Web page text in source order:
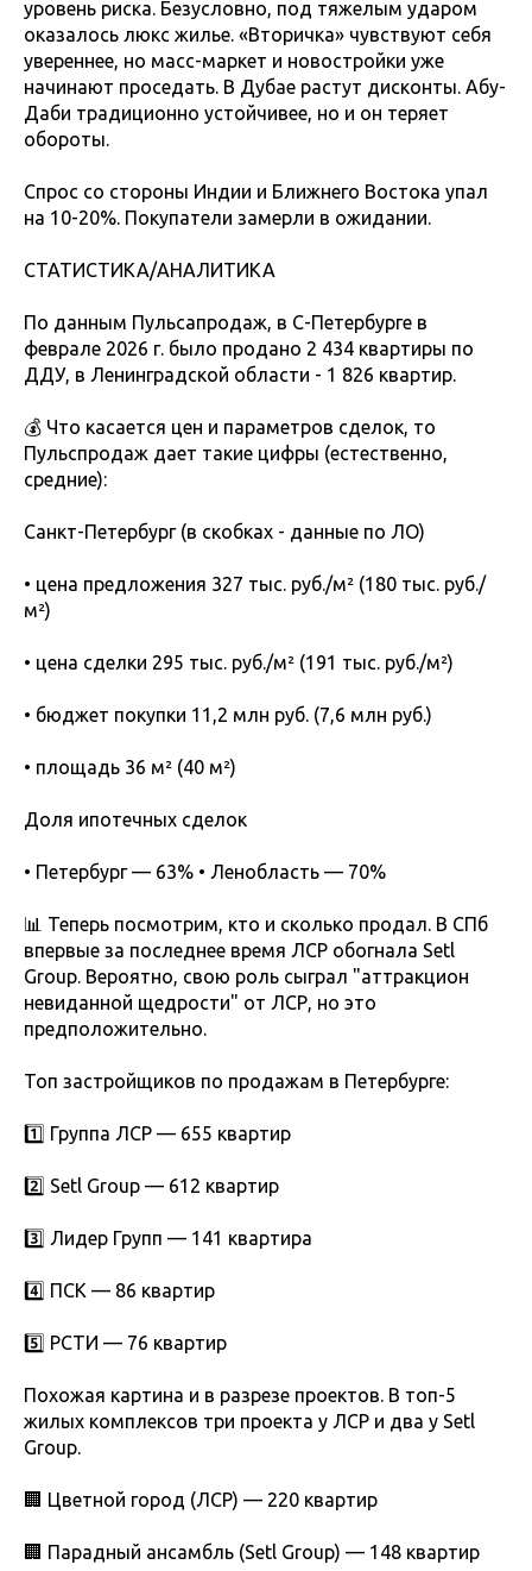
уровень риска. Безусловно, под тяжелым ударом
оказалось люкс жилье. «Вторичка» чувствуют себя
увереннее, но масс-маркет и новостройки уже
начинают проседать. В Дубае растут дисконты. Абу-
Даби традиционно устойчивее, но и он теряет
обороты.
Спрос со стороны Индии и Ближнего Востока упал
на 10-20%. Покупатели замерли в ожидании.
СТАТИСТИКА/АНАЛИТИКА
По данным Пульсапродаж, в С-Петербурге в
феврале 2026 г. было продано 2 434 квартиры по
ДДУ, в Ленинградской области - 1 826 квартир.
💰 Что касается цен и параметров сделок, то
Пульспродаж дает такие цифры (естественно,
средние):
Санкт-Петербург (в скобках - данные по ЛО)
• цена предложения 327 тыс. руб./м² (180 тыс. руб./
м²)
• цена сделки 295 тыс. руб./м² (191 тыс. руб./м²)
• бюджет покупки 11,2 млн руб. (7,6 млн руб.)
• площадь 36 м² (40 м²)
Доля ипотечных сделок
• Петербург — 63% • Ленобласть — 70%
📊 Теперь посмотрим, кто и сколько продал. В СПб
впервые за последнее время ЛСР обогнала Setl
Group. Вероятно, свою роль сыграл "аттракцион
невиданной щедрости" от ЛСР, но это
предположительно.
Топ застройщиков по продажам в Петербурге:
1️⃣ Группа ЛСР — 655 квартир
2️⃣ Setl Group — 612 квартир
3️⃣ Лидер Групп — 141 квартира
4️⃣ ПСК — 86 квартир
5️⃣ РСТИ — 76 квартир
Похожая картина и в разрезе проектов. В топ-5
жилых комплексов три проекта у ЛСР и два у Setl
Group.
🏢 Цветной город (ЛСР) — 220 квартир
🏢 Парадный ансамбль (Setl Group) — 148 квартир